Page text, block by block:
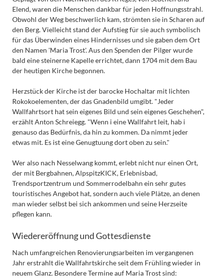
Elend, waren die Menschen dankbar für jeden Hoffnungsstrahl.
Obwohl der Weg beschwerlich kam, strömten sie in Scharen auf
den Berg. Vielleicht stand der Aufstieg für sie auch symbolisch
für das Überwinden eines Hindernisses und sie gaben dem Ort
den Namen 'Maria Trost'. Aus den Spenden der Pilger wurde
bald eine steinerne Kapelle errichtet, dann 1704 mit dem Bau
der heutigen Kirche begonnen.
Herzstück der Kirche ist der barocke Hochaltar mit lichten
Rokokoelementen, der das Gnadenbild umgibt. "Jeder
Wallfahrtsort hat sein eigenes Bild und sein eigenes Geschehen",
erzählt Anton Schreiegg. "Wenn i eine Wallfahrt leit, hab i
genauso das Bedürfnis, da hin zu kommen. Da nimmt jeder
etwas mit. Es ist eine Genugtuung dort oben zu sein."
Wer also nach Nesselwang kommt, erlebt nicht nur einen Ort,
der mit Bergbahnen, AlpspitzKICK, Erlebnisbad,
Trendsportzentrum und Sommerrodelbahn ein sehr gutes
touristisches Angebot hat, sondern auch viele Plätze, an denen
man wieder selbst bei sich ankommen und seine Herzseite
pflegen kann.
Wiedereröffnung und Gottesdienste
Nach umfangreichen Renovierungsarbeiten im vergangenen
Jahr erstrahlt die Wallfahrtskirche seit dem Frühling wieder in
neuem Glanz. Besondere Termine auf Maria Trost sind: